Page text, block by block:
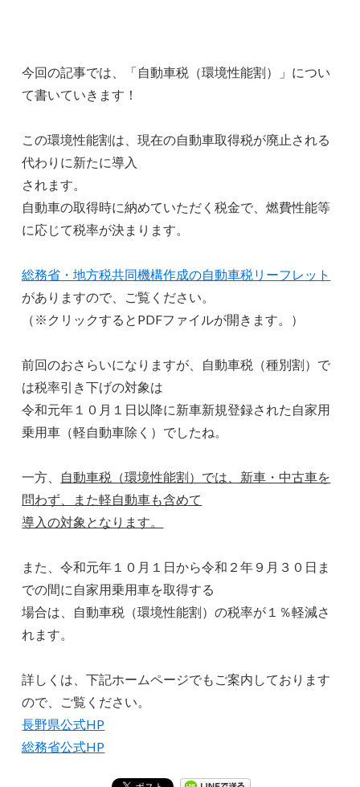
今回の記事では、「自動車税（環境性能割）」につい
て書いていきます！
この環境性能割は、現在の自動車取得税が廃止される
代わりに新たに導入
されます。
自動車の取得時に納めていただく税金で、燃費性能等
に応じて税率が決まります。
総務省・地方税共同機構作成の自動車税リーフレット
がありますので、ご覧ください。
（※クリックするとPDFファイルが開きます。）
前回のおさらいになりますが、自動車税（種別割）で
は税率引き下げの対象は
令和元年１０月１日以降に新車新規登録された自家用
乗用車（軽自動車除く）でしたね。
一方、 自動車税（環境性能割）では、新車・中古車を
問わず、また軽自動車も含めて
導入の対象となります。
また、令和元年１０月１日から令和２年９月３０日ま
での間に自家用乗用車を取得する
場合は、自動車税（環境性能割）の税率が１％軽減さ
れます。
詳しくは、下記ホームページでもご案内しております
ので、ご覧ください。
長野県公式HP
総務省公式HP